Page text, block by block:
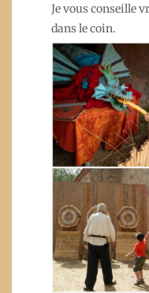
Je vous conseille
dans le coin.